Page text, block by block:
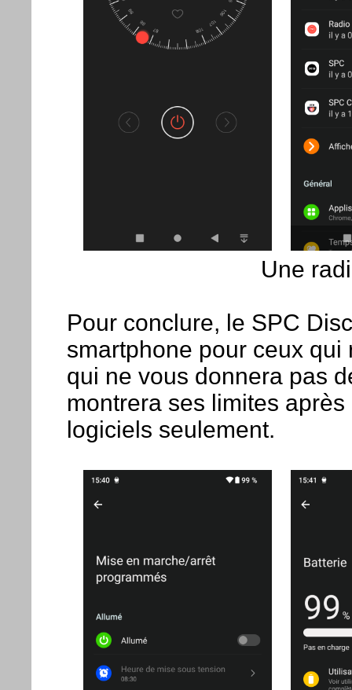
Une
Pour conclure, le SPC
smartphone pour ceux
qui ne vous donnera pas
montrera ses limites
logiciels seulement.